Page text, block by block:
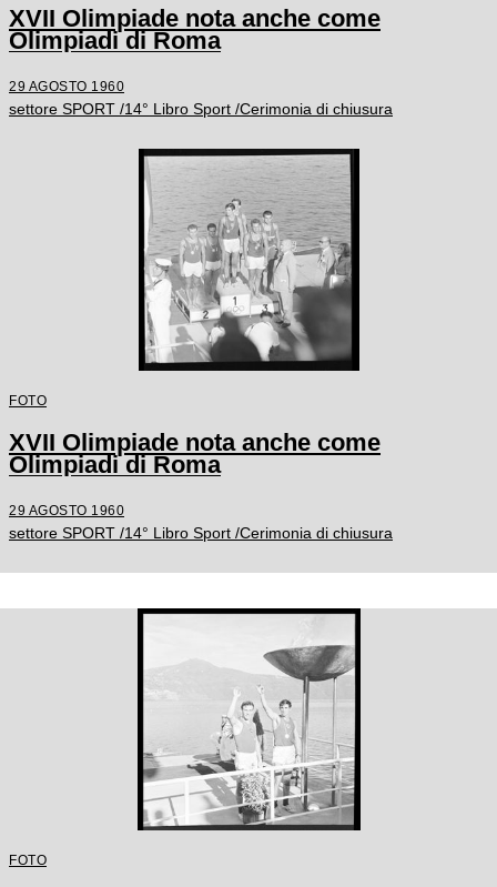
XVII Olimpiade nota anche come
Olimpiadi di Roma
29 AGOSTO 1960
settore SPORT /14° Libro Sport /Cerimonia di chiusura
FOTO
XVII Olimpiade nota anche come
Olimpiadi di Roma
29 AGOSTO 1960
settore SPORT /14° Libro Sport /Cerimonia di chiusura
FOTO